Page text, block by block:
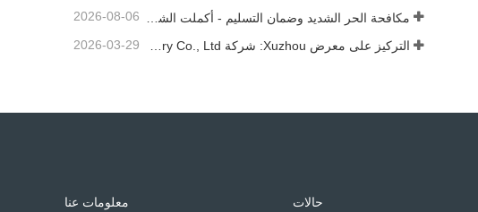
2026-08-06
2026-03-29
حالات معلومات عنا